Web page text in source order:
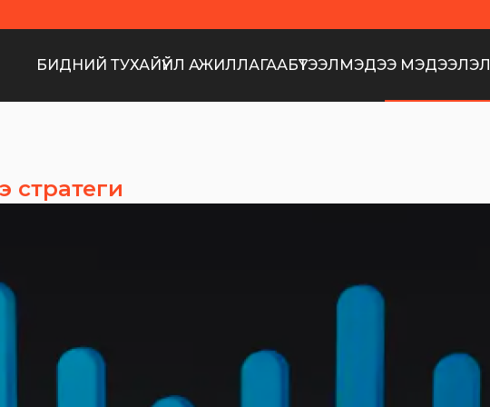
БИДНИЙ ТУХАЙҮЙЛ АЖИЛЛАГААБҮТЭЭЛ МЭДЭЭ МЭДЭЭЛЭЛ
стратеги